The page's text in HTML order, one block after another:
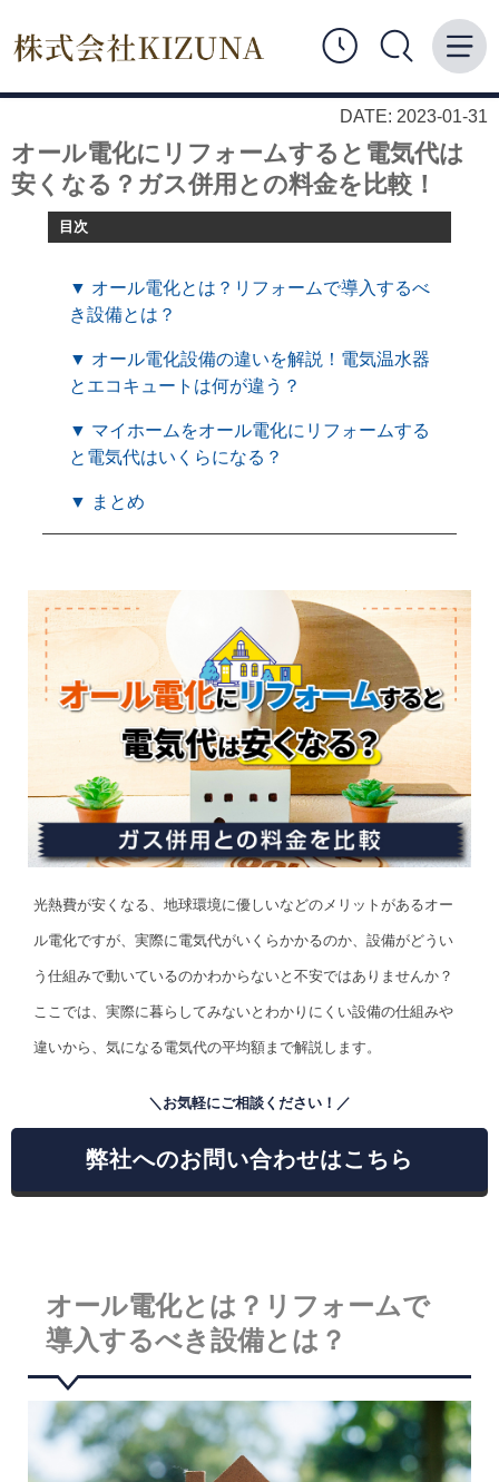
DATE: 2023-01-31
オール電化にリフォームすると電気代は
安くなる？ガス併用との料金を比較！
目次
▼ オール電化とは？リフォームで導入するべ
き設備とは？
▼ オール電化設備の違いを解説！電気温水器
とエコキュートは何が違う？
▼ マイホームをオール電化にリフォームする
と電気代はいくらになる？
▼ まとめ
光熱費が安くなる、地球環境に優しいなどのメリットがあるオー
ル電化ですが、実際に電気代がいくらかかるのか、設備がどうい
う仕組みで動いているのかわからないと不安ではありませんか？
ここでは、実際に暮らしてみないとわかりにくい設備の仕組みや
違いから、気になる電気代の平均額まで解説します。
＼お気軽にご相談ください！／
弊社へのお問い合わせはこちら
オール電化とは？リフォームで
導入するべき設備とは？